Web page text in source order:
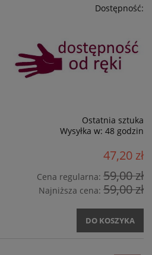
Dostępność:
Ostatnia sztuka
Wysyłka w: 48 godzin
47,20 zł
Cena regularna: 59,00 zł
Najniższa cena: 59,00 zł
DO KOSZYKA